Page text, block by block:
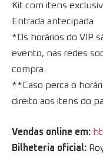
Kit com itens
Entrada antecipada
*Os horários do VIP
evento, nas redes
compra.
**Caso perca o
direito aos itens do
Vendas online em:
Bilheteria oficial: